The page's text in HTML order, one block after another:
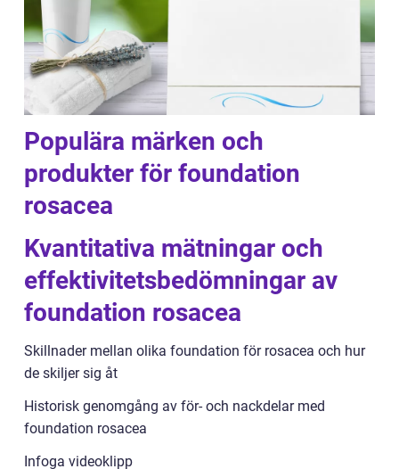
Populära märken och
produkter för foundation
rosacea
Kvantitativa mätningar och
effektivitetsbedömningar av
foundation rosacea
Skillnader mellan olika foundation för rosacea och hur
de skiljer sig åt
Historisk genomgång av för- och nackdelar med
foundation rosacea
Infoga videoklipp